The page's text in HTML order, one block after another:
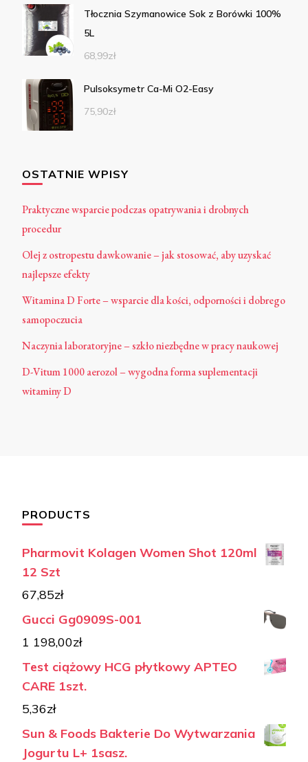
Tłocznia Szymanowice Sok z Borówki 100%
5L
68,99zł
Pulsoksymetr Ca-Mi O2-Easy
75,90zł
OSTATNIE WPISY
Praktyczne wsparcie podczas opatrywania i drobnych
procedur
Olej z ostropestu dawkowanie – jak stosować, aby uzyskać
najlepsze efekty
Witamina D Forte – wsparcie dla kości, odporności i dobrego
samopoczucia
Naczynia laboratoryjne – szkło niezbędne w pracy naukowej
D-Vitum 1000 aerozol – wygodna forma suplementacji
witaminy D
PRODUCTS
Pharmovit Kolagen Women Shot 120ml
12 Szt
67,85zł
Gucci Gg0909S-001
1 198,00zł
Test ciążowy HCG płytkowy APTEO
CARE 1szt.
5,36zł
Sun & Foods Bakterie Do Wytwarzania
Jogurtu L+ 1sasz.